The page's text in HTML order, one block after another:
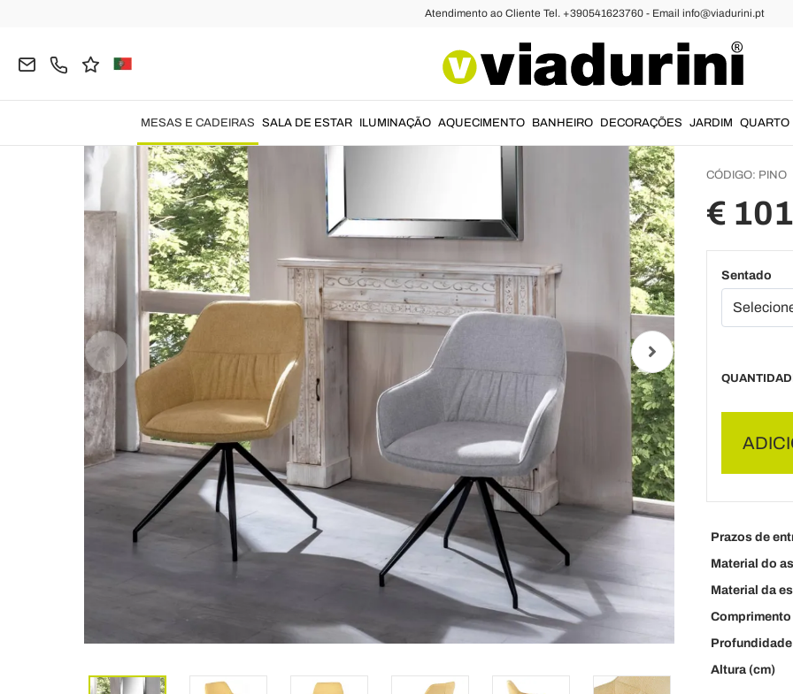
Atendimento ao Cliente Tel. +390541623760 - Email info@viadurini.pt
MESAS E CADEIRAS SALA DE ESTAR ILUMINAÇÃO AQUECIMENTO BANHEIRO DECORAÇÕES JARDIM QUARTO
Cadeiras Modernas Sala de Estar
4
e
CÓDIGO: PINO
€
Sentado
Prazos de
Material do
Material da
Comprimento
Altura (cm)